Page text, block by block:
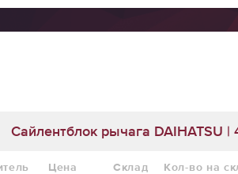
Сайлентблок рычага DAIHATSU |
Цена Склад Кол-во на